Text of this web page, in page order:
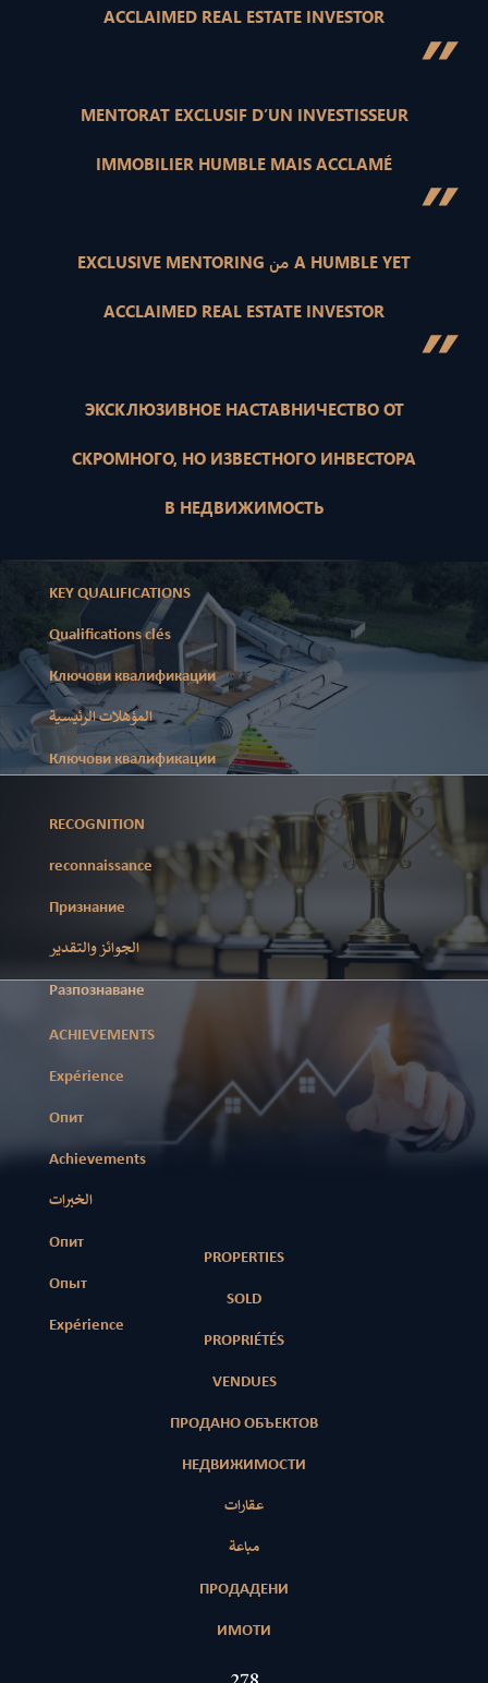
ACCLAIMED REAL ESTATE INVESTOR ”
MENTORAT EXCLUSIF D’UN INVESTISSEUR
IMMOBILIER HUMBLE MAIS ACCLAMÉ ” EXCLUSIVE MENTORING من A HUMBLE YET
ACCLAIMED REAL ESTATE INVESTOR ”
ЭКСКЛЮЗИВНОЕ НАСТАВНИЧЕСТВО ОТ
СКРОМНОГО, НО ИЗВЕСТНОГО ИНВЕСТОРА
В НЕДВИЖИМОСТЬ
KEY QUALIFICATIONS
Qualifications clés
Ключови квалификации
المؤهلات الرئيسية
Ключови квалификации
RECOGNITION
reconnaissance
Признание
الجوائز والتقدير
Разпознаване
ACHIEVEMENTS
Expérience
Опит
Achievements
الخبرات
Опит
Опыт
Expérience
PROPERTIES
SOLD
PROPRIÉTÉS
VENDUES
ПРОДАНО ОБЪЕКТОВ
НЕДВИЖИМОСТИ
عقارات
مباعة
ПРОДАДЕНИ
ИМОТИ